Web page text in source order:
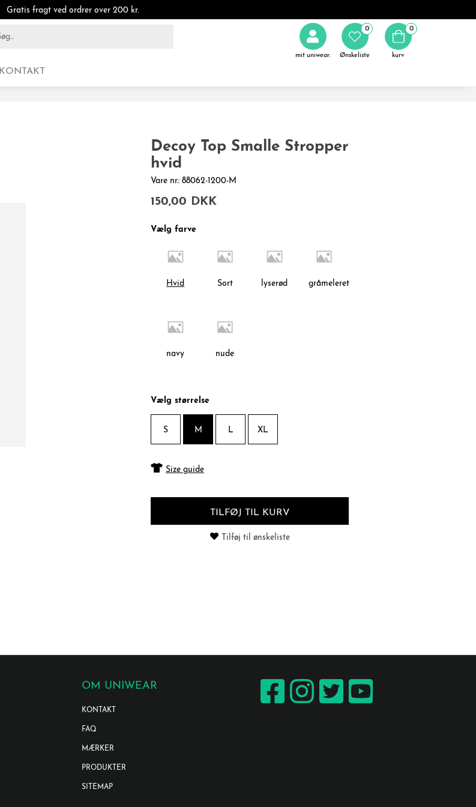
Gratis fragt ved ordrer over 200 kr.
mit uniwear. Ønskeliste
0 0
kurv
KONTAKT
Decoy Top Smalle Stropper
hvid
Vare nr.: 88062-1200-M
150,00 DKK
Vælg farve
Hvid Sort lyserød gråmeleret
navy nude
Vælg størrelse
S M L XL
Size guide
TILFØJ TIL KURV
Tilføj til ønskeliste
OM UNIWEAR
KONTAKT
FAQ
MÆRKER
PRODUKTER
SITEMAP